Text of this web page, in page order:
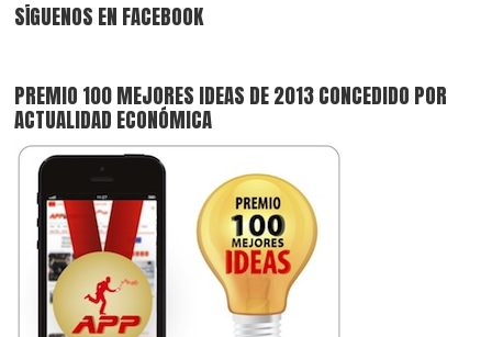
SÍGUENOS EN FACEBOOK
PREMIO 100 MEJORES IDEAS DE 2013 CONCEDIDO POR
ACTUALIDAD ECONÓMICA